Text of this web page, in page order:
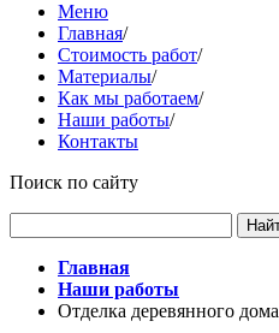
Меню
Главная/
Стоимость работ/
Материалы/
Как мы работаем/
Наши работы/
Контакты
Поиск по сайту
Главная
Наши работы
Отделка деревянного дома